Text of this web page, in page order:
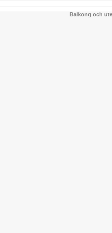
Balkong och